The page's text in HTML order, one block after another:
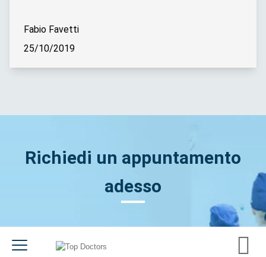
Fabio Favetti
25/10/2019
Richiedi un appuntamento
adesso